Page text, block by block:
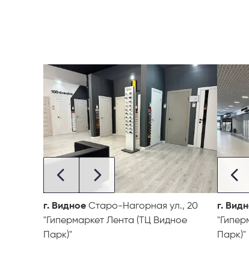
г. Видное Старо-Нагорная ул., 20
"Гипермаркет Лента (ТЦ Видное
Парк)"
г.
Парк)"